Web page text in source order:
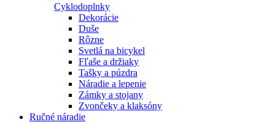
Cyklodoplnky
Dekorácie
Duše
Rôzne
Svetlá na bicykel
Fľaše a držiaky
Tašky a púzdra
Náradie a lepenie
Zámky a stojany
Zvončeky a klaksóny
Ručné náradie